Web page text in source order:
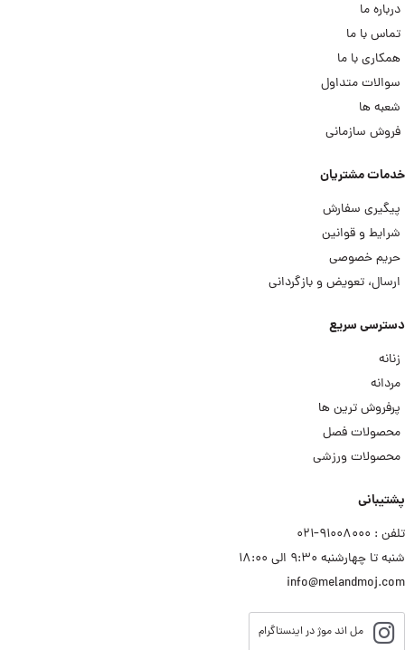
درباره ما
تماس با ما
همکاری با ما
سوالات متداول
شعبه ها
فروش سازمانی
خدمات مشتریان
پیگیری سفارش
شرایط و قوانین
حریم خصوصی
ارسال، تعویض و بازگردانی
دسترسی سریع
زنانه
مردانه
پرفروش ترین ها
محصولات فصل
محصولات ورزشی
پشتیبانی
تلفن : ۹۱۰۰۸۰۰۰−۰۲۱
شنبه تا چهارشنبه ۹:۳۰ الی ۱۸:۰۰
info@melandmoj.com
مل اند موژ در اینستاگرام